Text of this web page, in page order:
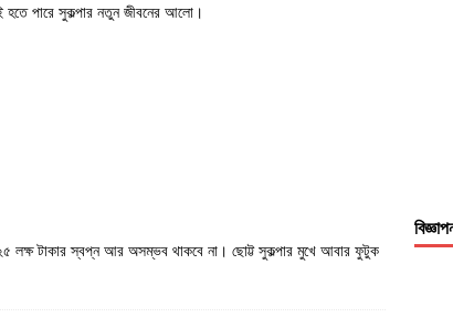
হতে পারে সুকল্পার নতুন জীবনের আলো।
লক্ষ টাকার স্বপ্ন আর অসম্ভব থাকবে না। ছোট্ট সুকল্পার মুখে আবার ফুটুক